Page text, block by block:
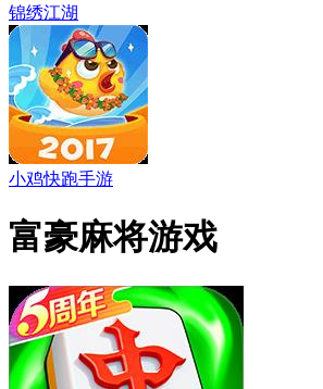
锦绣江湖
小鸡快跑手游
富豪麻将游戏